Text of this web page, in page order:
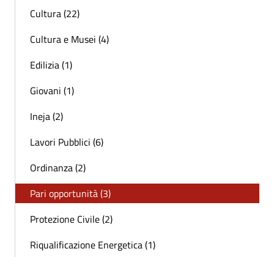
Cultura (22)
Cultura e Musei (4)
Edilizia (1)
Giovani (1)
Ineja (2)
Lavori Pubblici (6)
Ordinanza (2)
Pari opportunità (3)
Protezione Civile (2)
Riqualificazione Energetica (1)